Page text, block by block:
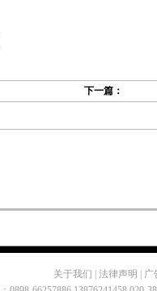
下一篇：
关于我们 法律声明
广